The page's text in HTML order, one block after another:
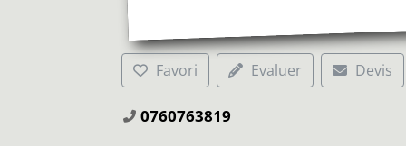
Favori Evaluer Devis
0760763819